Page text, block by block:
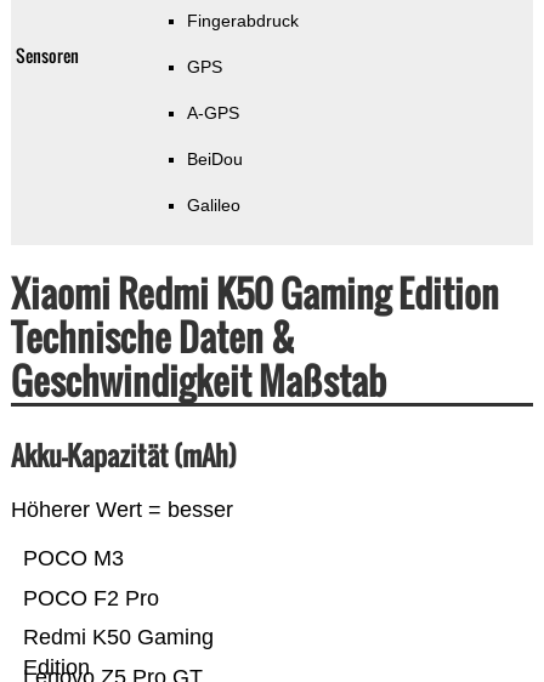
Sensoren
Fingerabdruck
GPS
A-GPS
BeiDou
Galileo
Xiaomi Redmi K50 Gaming Edition
Technische Daten &
Geschwindigkeit Maßstab
Akku-Kapazität (mAh)
Höherer Wert = besser
Redmi K50 Gaming
Edition
POCO F2 Pro
POCO M3